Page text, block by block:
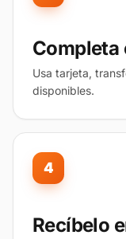
Completa
Usa tarjeta,
disponibles.
4
Recíbelo